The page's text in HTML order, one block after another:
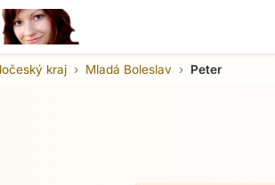
kraj Mladá Boleslav Peter